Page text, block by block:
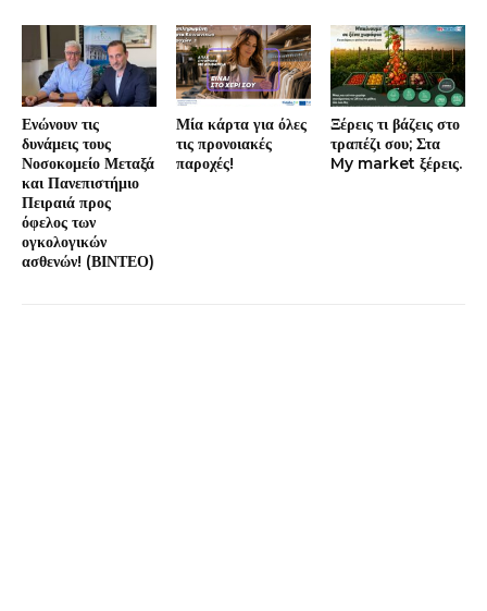
Ενώνουν τις
δυνάμεις τους
Νοσοκομείο Μεταξά
και Πανεπιστήμιο
Πειραιά προς
όφελος των
ογκολογικών
ασθενών! (ΒΙΝΤΕΟ)
Μία κάρτα για όλες
τις προνοιακές
παροχές!
Ξέρεις τι βάζεις στο
τραπέζι σου; Στα
My market ξέρεις.